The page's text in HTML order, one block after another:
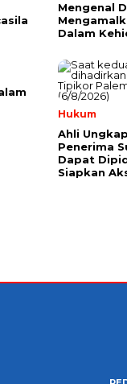
Mengenal
Dalam
Hukum
Ahli
Penerima
Dapat
Siapkan